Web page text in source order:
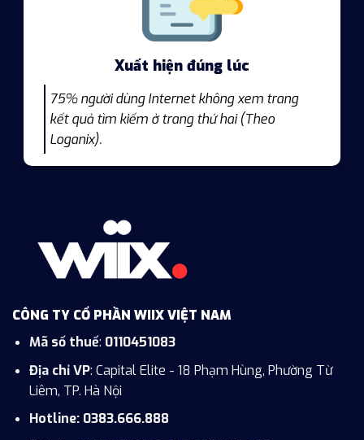
Xuất hiện đúng lúc
75% người dùng Internet không xem trang
kết quả tìm kiếm ở trang thứ hai (Theo
Loganix).
CÔNG TY CỔ PHẦN WIIX VIỆT NAM
Mã số thuế: 0110451083
Địa chỉ VP: Capital Elite - 18 Phạm Hùng, Phường Từ
Liêm, TP. Hà Nội
Hotline: 0383.666.888